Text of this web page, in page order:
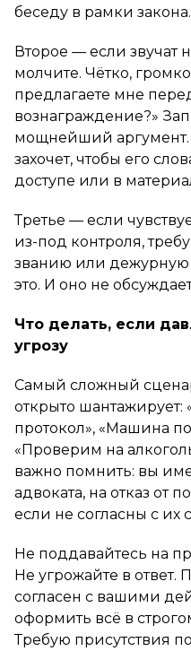
беседу в рамки закона.
Второе — если звучат
молчите. Чётко,
предлагаете мне
вознаграждение?»
мощнейший
захочет, чтобы его
доступе или в
Третье — если
из-под контроля,
званию или дежурную
это. И оно не
Что делать, если
угрозу
Самый сложный
открыто
протокол», «Машина
«Проверим на
важно помнить: вы
адвоката, на отказ от
если не согласны с их
Не поддавайтесь на
Не угрожайте в ответ.
согласен с вашими
оформить всё в
Требую присутствия